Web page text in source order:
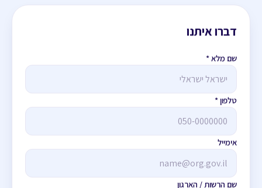
דברו איתנו
שם מלא *
טלפון *
אימייל
שם הרשות / הארגון
אל תמלאו שדה זה